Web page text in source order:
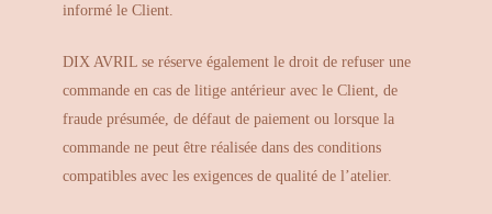
informé le Client.
DIX AVRIL se réserve également le droit de refuser une
commande en cas de litige antérieur avec le Client, de
fraude présumée, de défaut de paiement ou lorsque la
commande ne peut être réalisée dans des conditions
compatibles avec les exigences de qualité de l’atelier.